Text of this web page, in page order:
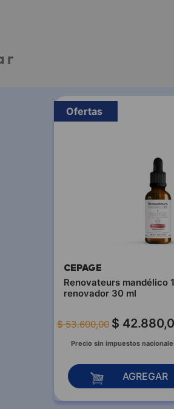
Ofertas
CEPAGE
Renovateurs mandélico
renovador 30 ml
$ 53.600,00 $ 42.880,
Precio sin impuestos
AGREGAR